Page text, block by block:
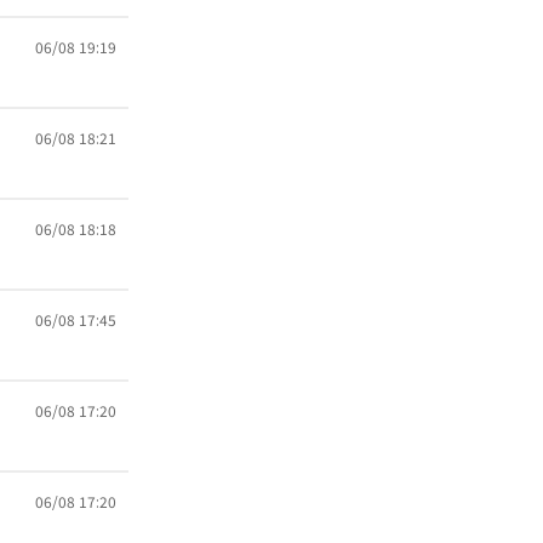
06/08 19:19
06/08 18:21
06/08 18:18
06/08 17:45
06/08 17:20
06/08 17:20